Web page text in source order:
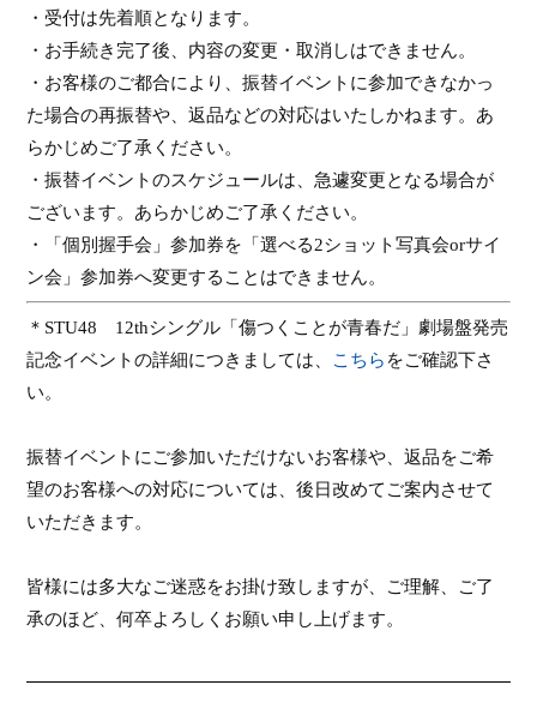
・受付は先着順となります。
・お手続き完了後、内容の変更・取消しはできません。
・お客様のご都合により、振替イベントに参加できなかっ
た場合の再振替や、返品などの対応はいたしかねます。あ
らかじめご了承ください。
・振替イベントのスケジュールは、急遽変更となる場合が
ございます。あらかじめご了承ください。
・「個別握手会」参加券を「選べる2ショット写真会orサイ
ン会」参加券へ変更することはできません。
＊ STU48 12thシングル「傷つくことが青春だ」劇場盤発売
記念イベントの詳細につきましては、
こちら をご確認下さ
い。
振替イベントにご参加いただけないお客様や、返品をご希
望のお客様への対応については、後日改めてご案内させて
いただきます。
皆様には多大なご迷惑をお掛け致しますが、ご理解、ご了
承のほど、何卒よろしくお願い申し上げます。